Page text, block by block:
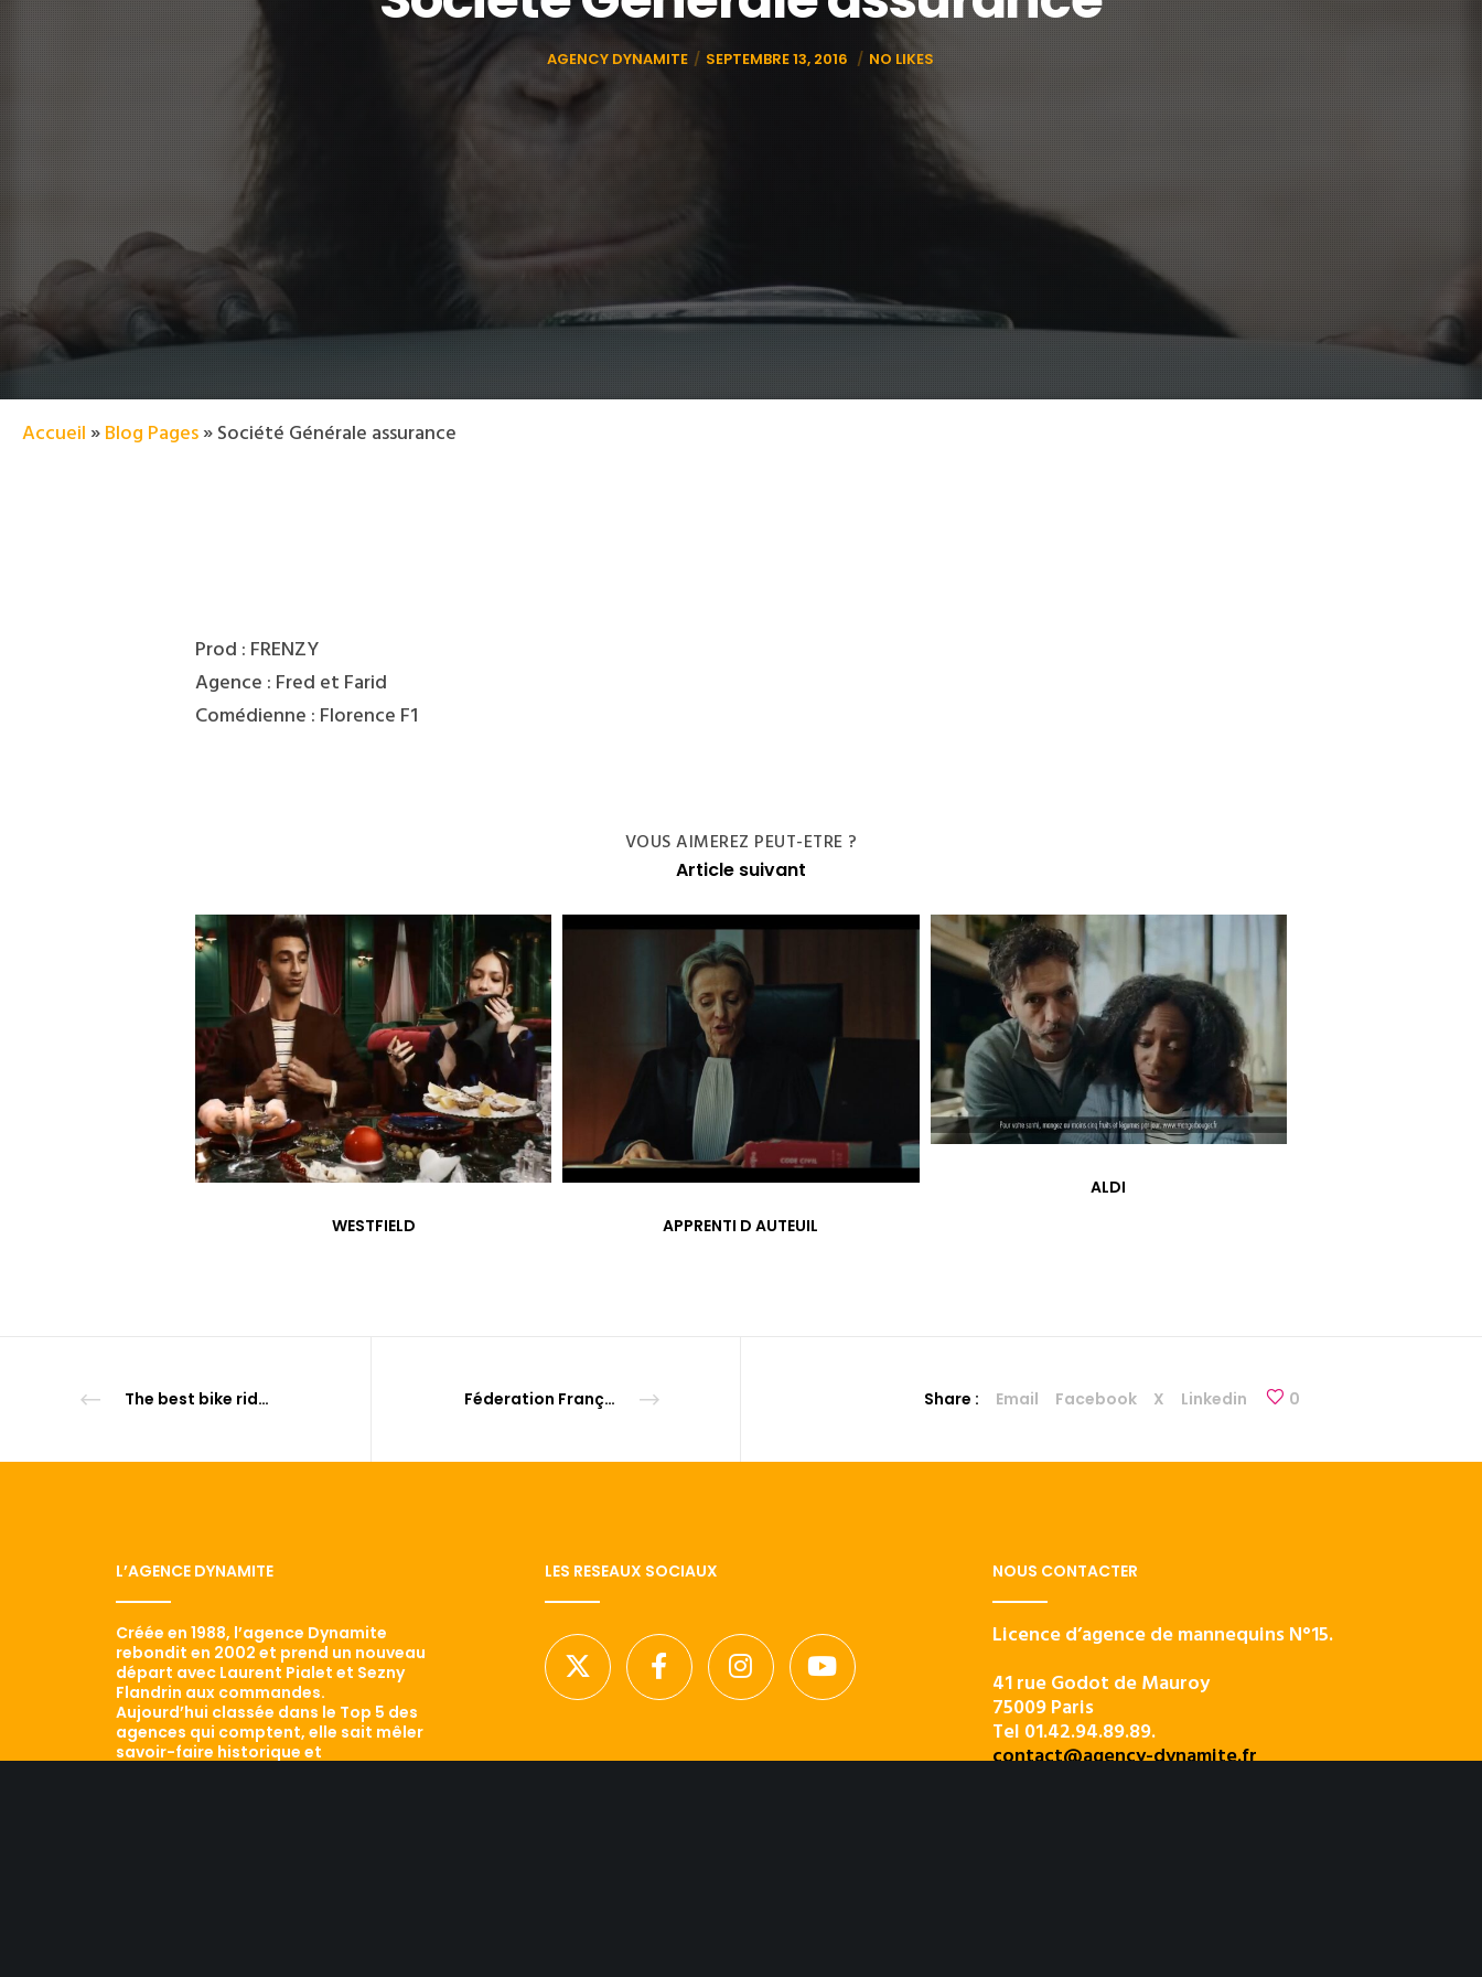
AGENCY DYNAMITE SEPTEMBRE 13, 2016 NO LIKES
Accueil »Blog Pages»Société Générale assurance
Prod : FRENZY
Agence : Fred et Farid
Comédienne : Florence F1
VOUS AIMEREZ PEUT-ETRE ?
Article suivant
WESTFIELD APPRENTI D AUTEUIL
ALDI
The best bike ride in summer Féderation Française de Cardiologie Share : Email Facebook X Linkedin 0
L’AGENCE DYNAMITE
Créée en 1988, l’agence Dynamite
rebondit en 2002 et prend un nouveau
départ avec Laurent Pialet et Sezny
Flandrin aux commandes.
Aujourd’hui classée dans le Top 5 des
agences qui comptent, elle sait mêler
savoir-faire historique et
LES RESEAUX SOCIAUX NOUS CONTACTER
Licence d’agence de mannequins N°15.
41 rue Godot de Mauroy
75009 Paris
Tel 01.42.94.89.89.
contact@agency-dynamite.fr